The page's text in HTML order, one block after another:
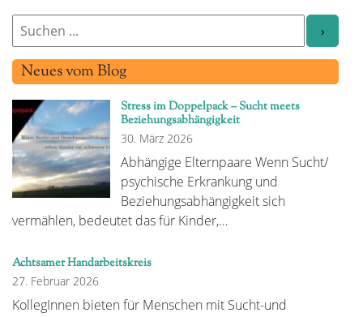
Neues vom Blog
Stress im Doppelpack – Sucht meets
Beziehungsabhängigkeit
30. März 2026
Abhängige Elternpaare Wenn Sucht/
psychische Erkrankung und
Beziehungsabhängigkeit sich
vermählen, bedeutet das für Kinder,…
Achtsamer Handarbeitskreis
27. Februar 2026
KollegInnen bieten für Menschen mit Sucht-und